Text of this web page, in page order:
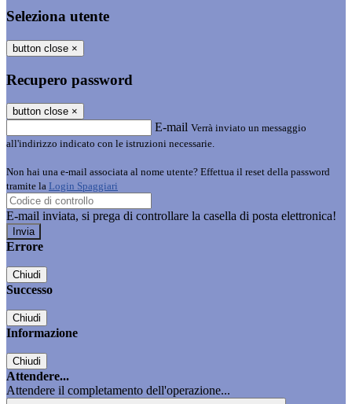
Seleziona utente
button close ×
Recupero password
button close ×
E-mail Verrà inviato un messaggio
all'indirizzo indicato con le istruzioni necessarie.
Non hai una e-mail associata al nome utente? Effettua il reset della password
tramite la Login Spaggiari
E-mail inviata, si prega di controllare la casella di posta elettronica!
Errore
Chiudi
Successo
Chiudi
Informazione
Chiudi
Attendere...
Attendere il completamento dell'operazione...